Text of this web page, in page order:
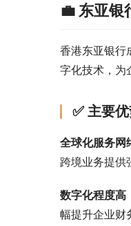
💼 东亚银
香港东亚银行
字化技术，为
✅ 主要
全球化服务网
跨境业务提供
数字化程度高
幅提升企业财